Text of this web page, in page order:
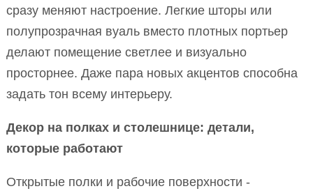
сразу меняют настроение. Легкие шторы или
полупрозрачная вуаль вместо плотных портьер
делают помещение светлее и визуально
просторнее. Даже пара новых акцентов способна
задать тон всему интерьеру.
Декор на полках и столешнице: детали,
которые работают
Открытые полки и рабочие поверхности -